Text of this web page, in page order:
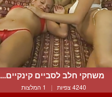
משחקי חלב לסביים קינקיים...
4240 צפיות | 1 המלצות